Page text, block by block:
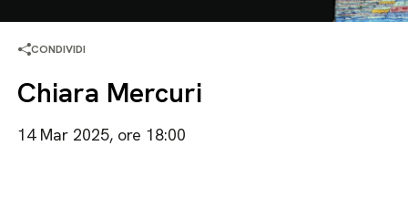
CONDIVIDI
Chiara Mercuri
14 Mar 2025, ore 18:00